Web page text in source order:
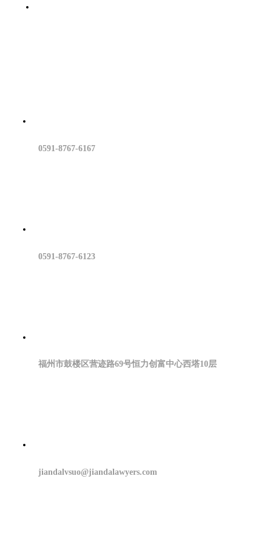
0591-8767-6167
0591-8767-6123
福州市鼓楼区营迹路69号恒力创富中心西塔10层
jiandalvsuo@jiandalawyers.com